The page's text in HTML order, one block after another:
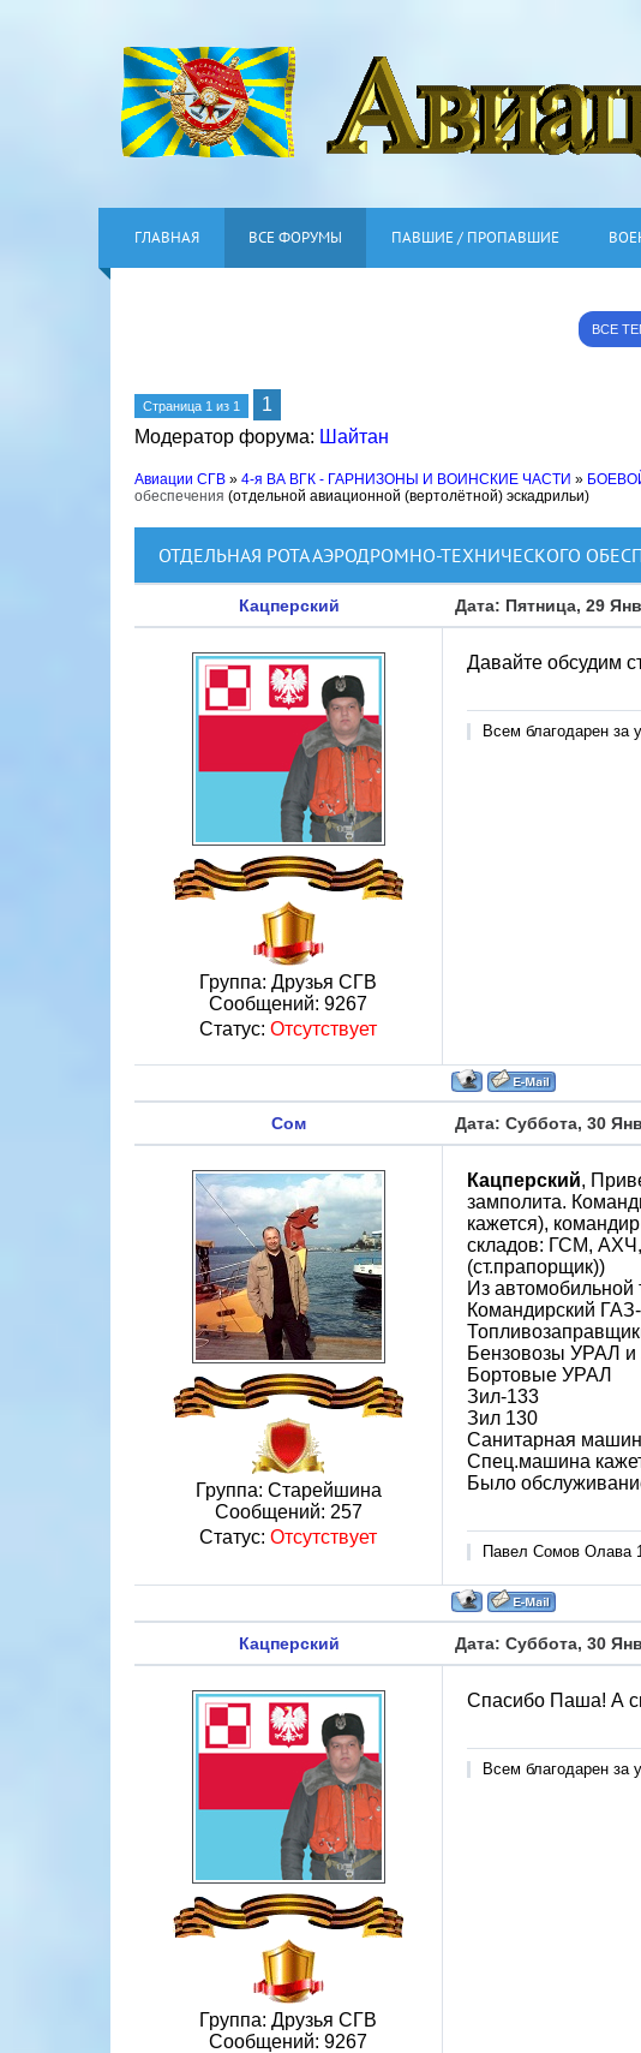
ГЛАВНАЯ ВСЕ ФОРУМЫ ПАВШИЕ / ПРОПАВШИЕ
ВСЕ
Страница 1 из 1
1
Модератор форума: Шайтан
Авиации СГВ » 4-я ВА ВГК - ГАРНИЗОНЫ И ВОИНСКИЕ ЧАСТИ »
обеспечения (отдельной авиационной (вертолётной) эскадрильи)
ОТДЕЛЬНАЯ РОТА АЭРОДРОМНО-ТЕХНИЧЕСКОГО
Кацперский Дата: Пятница, 29
Группа: Друзья СГВ
Сообщений: 9267
Статус: Отсутствует
Давайте обсудим
Всем благодарен за
Сом Дата: Суббота, 30
Группа: Старейшина
Сообщений: 257
Статус: Отсутствует
Кацперский,
замполита.
кажется),
складов: ГСМ,
(ст.прапорщик))
Из автомобильной
Командирский
Бензовозы УРАЛ и
Бортовые УРАЛ
Зил-133
Зил 130
Санитарная
Спец.машина
Было
Павел Сомов Олава
Кацперский Дата: Суббота, 30
Группа: Друзья СГВ
Сообщений: 9267
Спасибо Паша! А
Всем благодарен за